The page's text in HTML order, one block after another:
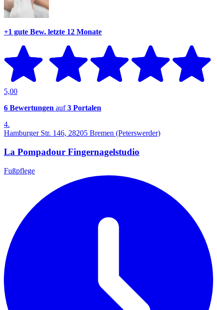
+1 gute Bew. letzte 12 Monate
5,00
6 Bewertungen auf3 Portalen
4.
Hamburger Str. 146, 28205 Bremen (Peterswerder)
La Pompadour Fingernagelstudio
Fußpflege